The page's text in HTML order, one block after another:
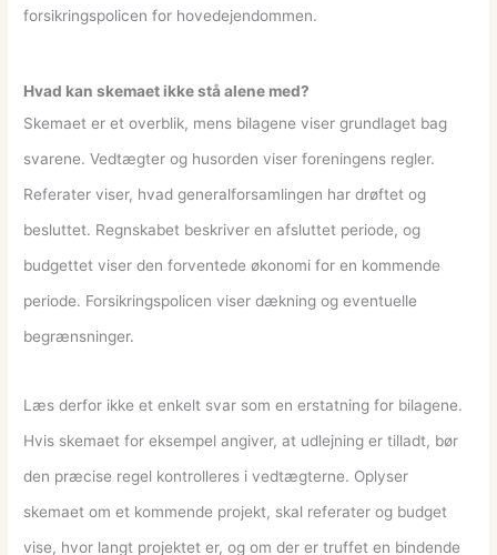
forsikringspolicen for hovedejendommen.
Hvad kan skemaet ikke stå alene med?
Skemaet er et overblik, mens bilagene viser grundlaget bag
svarene. Vedtægter og husorden viser foreningens regler.
Referater viser, hvad generalforsamlingen har drøftet og
besluttet. Regnskabet beskriver en afsluttet periode, og
budgettet viser den forventede økonomi for en kommende
periode. Forsikringspolicen viser dækning og eventuelle
begrænsninger.
Læs derfor ikke et enkelt svar som en erstatning for bilagene.
Hvis skemaet for eksempel angiver, at udlejning er tilladt, bør
den præcise regel kontrolleres i vedtægterne. Oplyser
skemaet om et kommende projekt, skal referater og budget
vise, hvor langt projektet er, og om der er truffet en bindende